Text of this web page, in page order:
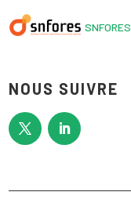
SNFORES
NOUS SUIVRE